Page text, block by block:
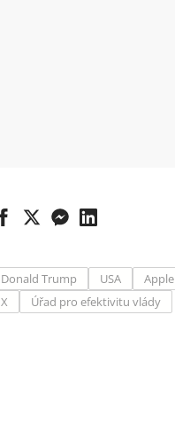
Donald Trump USA Apple
X
Úřad pro efektivitu vlády